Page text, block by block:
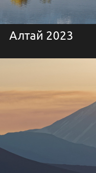
Алтай 2023